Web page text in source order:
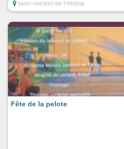
SAINT-VINCENT-DE-TYROSSE
Fête de la pelote